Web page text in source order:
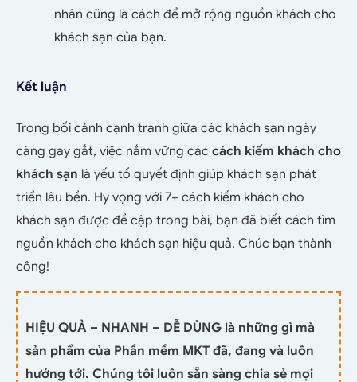
nhân cũng là cách để mở rộng nguồn khách cho
khách sạn của bạn.
Kết luận
Trong bối cảnh cạnh tranh giữa các khách sạn ngày
càng gay gắt, việc nắm vững các cách kiếm khách cho
khách sạn là yếu tố quyết định giúp khách sạn phát
triển lâu bền. Hy vọng với 7+ cách kiếm khách cho
khách sạn được đề cập trong bài, bạn đã biết cách tìm
nguồn khách cho khách sạn hiệu quả. Chúc bạn thành
công!
HIỆU QUẢ – NHANH – DỄ DÙNG là những gì mà
sản phẩm của Phần mềm MKT đã, đang và luôn
hướng tới. Chúng tôi luôn sẵn sàng chia sẻ mọi